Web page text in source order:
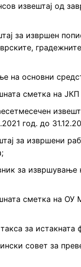
извештај од
за извршен
на основни
сметка на
год. до
за извршени
за
сметка на ОУ
за
совет за